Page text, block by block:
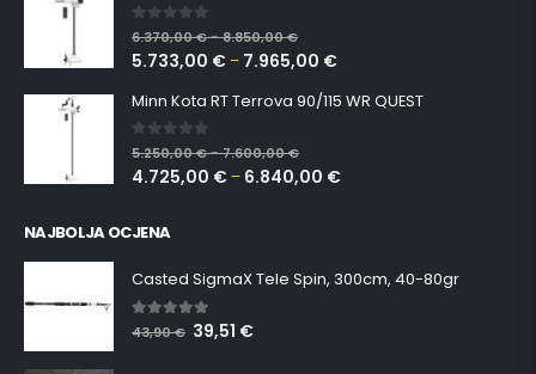
0 out of 5
6.370,00€–8.850,00€
5.733,00 € – 7.965,00 €
Minn Kota RT Terrova 90/115 WR QUEST
0 out of 5
5.250,00€–7.600,00€
4.725,00 € – 6.840,00 €
NAJBOLJA OCJENA
Casted SigmaX Tele Spin, 300cm, 40-80gr
5.00 out of 5
43,90€ 39,51 €